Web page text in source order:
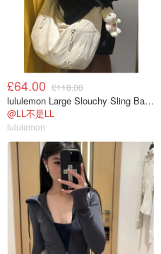
£64.00 £118.00
lululemon Large Slouchy Sling Bag 13L
@LL不是LL
lululemon